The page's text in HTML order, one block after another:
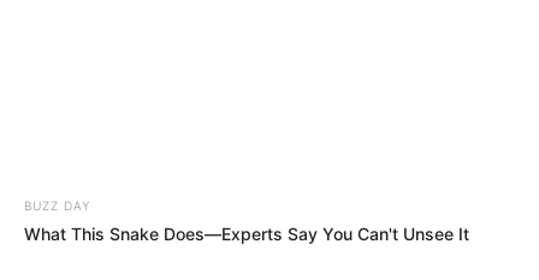
BUZZ DAY
What This Snake Does—Experts Say You Can't Unsee It